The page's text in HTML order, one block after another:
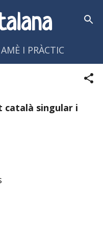
principal
I PRÀCTIC
català singular i